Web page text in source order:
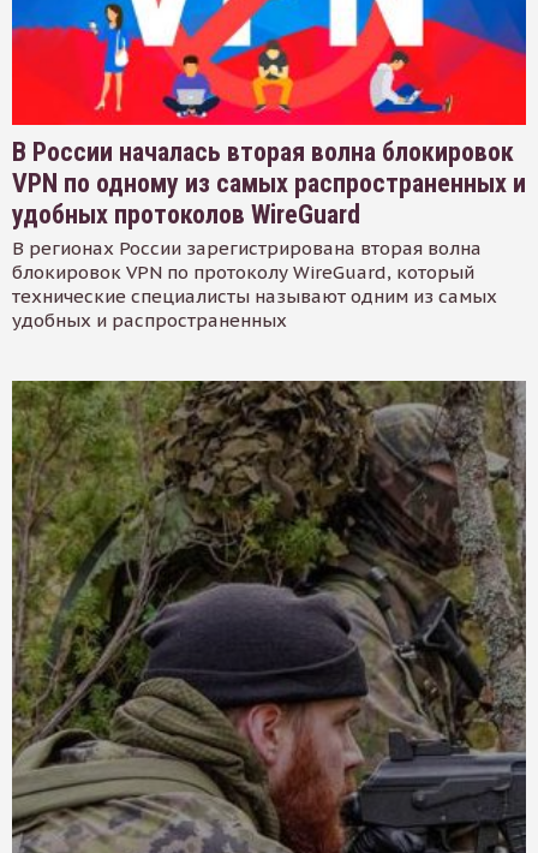
В России началась вторая волна блокировок
VPN по одному из самых распространенных и
удобных протоколов WireGuard
В регионах России зарегистрирована вторая волна
блокировок VPN по протоколу WireGuard, который
технические специалисты называют одним из самых
удобных и распространенных